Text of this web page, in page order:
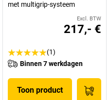
met multigrip-systeem
Excl. BTW
217,- €
(1)
Binnen 7 werkdagen
Toon product